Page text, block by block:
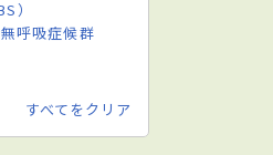
）
呼吸症候群
すべてをクリア